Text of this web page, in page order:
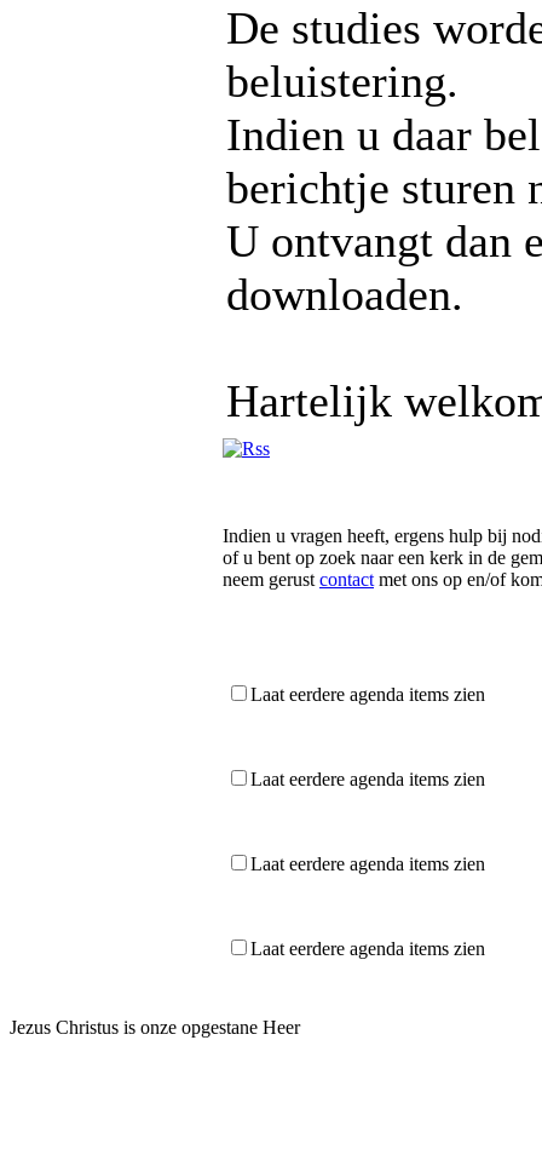
De studies
beluistering.
Indien u daar
berichtje sturen
U ontvangt dan
downloaden.
Hartelijk
Indien u vragen heeft, ergens hulp bij
of u bent op zoek naar een kerk in de
neem gerust contact met ons op en/of
Laat eerdere agenda items zien
Laat eerdere agenda items zien
Laat eerdere agenda items zien
Laat eerdere agenda items zien
Jezus Christus is onze opgestane Heer